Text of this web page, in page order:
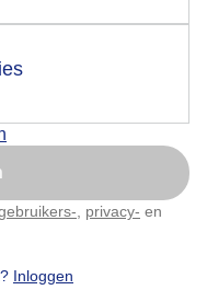
privacy- en
Inloggen
mooi, of
2025, 124x bekeken
popup
later
passen